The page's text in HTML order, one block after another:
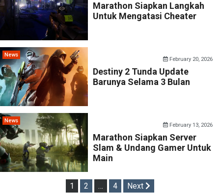
Marathon Siapkan Langkah
Untuk Mengatasi Cheater
News
February 20, 2026
Destiny 2 Tunda Update
Barunya Selama 3 Bulan
News
February 13, 2026
Marathon Siapkan Server
Slam & Undang Gamer Untuk
Main
Posts
1 2 … 4 Next